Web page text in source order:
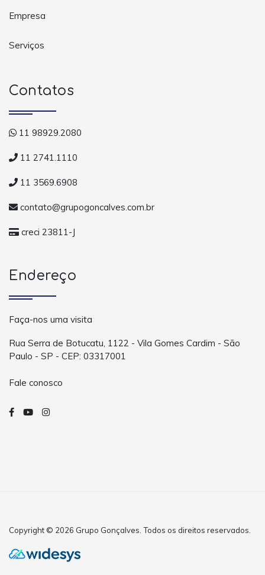
Empresa
Serviços
Contatos
11 98929.2080
11 2741.1110
11 3569.6908
contato@grupogoncalves.com.br
creci 23811-J
Endereço
Faça-nos uma visita
Rua Serra de Botucatu, 1122 - Vila Gomes Cardim - São
Paulo - SP - CEP: 03317001
Fale conosco
Copyright © 2026 Grupo Gonçalves. Todos os direitos reservados.